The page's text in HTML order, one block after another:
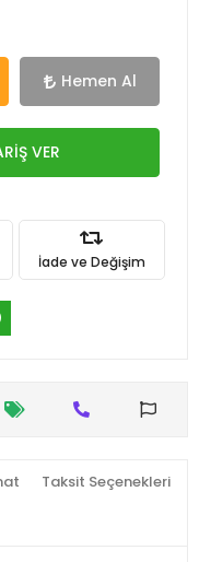
Hemen Al
VER
İade ve Değişim
Taksit Seçenekleri